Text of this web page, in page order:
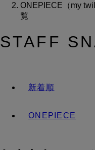
ONEPIECE（my
覧
STAFF
新着順
ONEPIECE